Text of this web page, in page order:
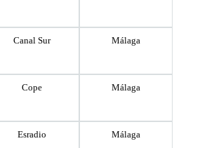
Canal Sur Málaga
Cope Málaga
Esradio Málaga